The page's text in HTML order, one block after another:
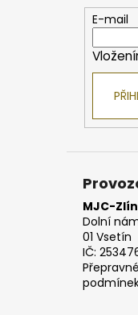
E-mail
MJC-
Dolní
01 Vsetín
IČ: